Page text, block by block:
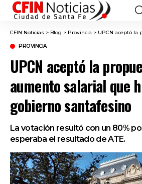
CFIN Noticias > Blog > Provincia > UPCN aceptó la propuesta de
PROVINCIA
UPCN aceptó la
aumento salarial que
gobierno santafesino
La votación resultó con un 80%
esperaba el resultado de ATE.